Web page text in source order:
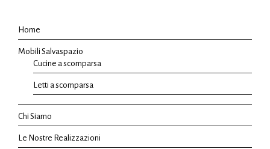
Home
Mobili Salvaspazio
Cucine a scomparsa
Letti a scomparsa
Chi Siamo
Le Nostre Realizzazioni